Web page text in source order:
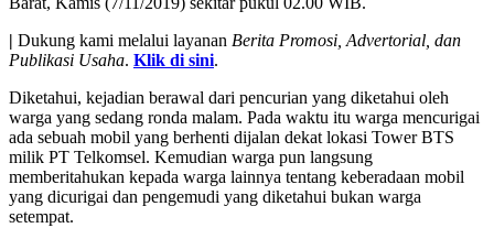
| Dukung kami melalui layanan Berita Promosi, Advertorial, dan
Publikasi Usaha. Klik di sini.
Diketahui, kejadian berawal dari pencurian yang diketahui oleh
warga yang sedang ronda malam. Pada waktu itu warga mencurigai
ada sebuah mobil yang berhenti dijalan dekat lokasi Tower BTS
milik PT Telkomsel. Kemudian warga pun langsung
memberitahukan kepada warga lainnya tentang keberadaan mobil
yang dicurigai dan pengemudi yang diketahui bukan warga
setempat.